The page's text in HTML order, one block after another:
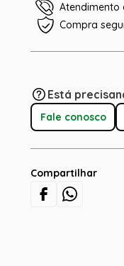
Atendimento
Compra
Está
Fale conosco
Compartilhar